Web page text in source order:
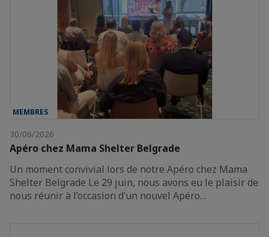
MEMBRES
30/06/2026
Apéro chez Mama Shelter Belgrade
Un moment convivial lors de notre Apéro chez Mama
Shelter Belgrade Le 29 juin, nous avons eu le plaisir de
nous réunir à l’occasion d’un nouvel Apéro…